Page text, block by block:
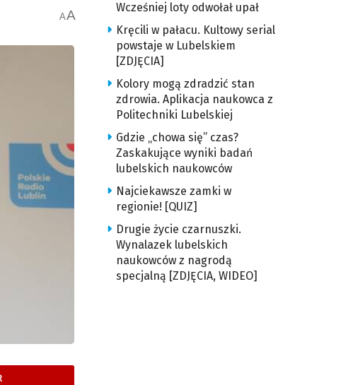
AA
Wcześniej loty odwołał upał
Kręcili w pałacu. Kultowy serial
powstaje w Lubelskiem
[ZDJĘCIA]
Kolory mogą zdradzić stan
zdrowia. Aplikacja naukowca z
Politechniki Lubelskiej
Gdzie „chowa się” czas?
Zaskakujące wyniki badań
lubelskich naukowców
Najciekawsze zamki w
regionie! [QUIZ]
Drugie życie czarnuszki.
Wynalazek lubelskich
naukowców z nagrodą
specjalną [ZDJĘCIA, WIDEO]